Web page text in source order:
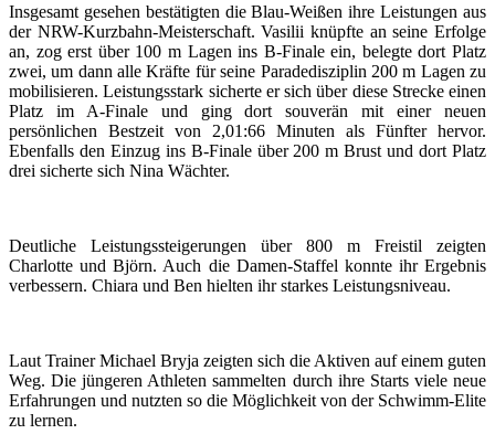
Insgesamt gesehen bestätigten die Blau-Weißen ihre Leistungen aus
der NRW-Kurzbahn-Meisterschaft. Vasilii knüpfte an seine Erfolge
an, zog erst über 100 m Lagen ins B-Finale ein, belegte dort Platz
zwei, um dann alle Kräfte für seine Paradedisziplin 200 m Lagen zu
mobilisieren. Leistungsstark sicherte er sich über diese Strecke einen
Platz im A-Finale und ging dort souverän mit einer neuen
persönlichen Bestzeit von 2,01:66 Minuten als Fünfter hervor.
Ebenfalls den Einzug ins B-Finale über 200 m Brust und dort Platz
drei sicherte sich Nina Wächter.
Deutliche Leistungssteigerungen über 800 m Freistil zeigten
Charlotte und Björn. Auch die Damen-Staffel konnte ihr Ergebnis
verbessern. Chiara und Ben hielten ihr starkes Leistungsniveau.
Laut Trainer Michael Bryja zeigten sich die Aktiven auf einem guten
Weg. Die jüngeren Athleten sammelten durch ihre Starts viele neue
Erfahrungen und nutzten so die Möglichkeit von der Schwimm-Elite
zu lernen.